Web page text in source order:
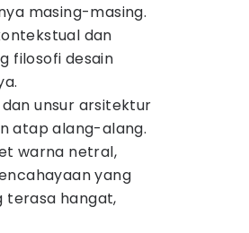
masing-masing.
dan
filosofi desain
unsur arsitektur
atap alang-alang.
warna netral,
yang
terasa hangat,